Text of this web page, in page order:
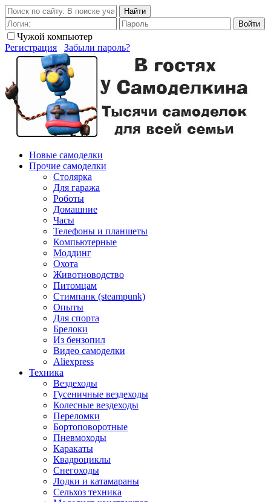
Найти
Войти
Чужой компьютер
Регистрация
Забыли пароль?
Новые самоделки
Прочие самоделки
Столярка
Для гаража
Роботы
Домашние
Часы
Телефоны и планшеты
Компьютерные
Моддинг
Охота
Животноводство
Питомцам
Стимпанк (steampunk)
Опыты
Для спорта
Брелоки
Из бензопил
Видео самоделки
Aliexpress
Техника
Вездеходы
Гусеничные вездеходы
Колесные вездеходы
Переломки
Бортоповоротные
Пневмоходы
Каракаты
Квадроциклы
Снегоходы
Лодки и катамараны
Сельхоз техника